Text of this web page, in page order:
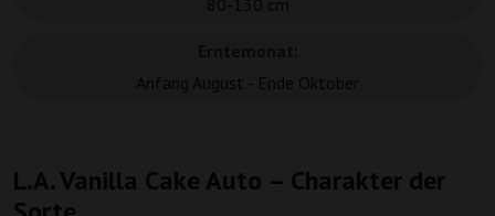
L.A. Vanilla Cake Auto – Charakter der